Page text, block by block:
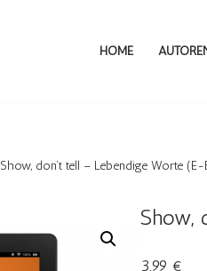
HOME
Show, don’t tell – Lebendige Worte
Show,
3,99 €